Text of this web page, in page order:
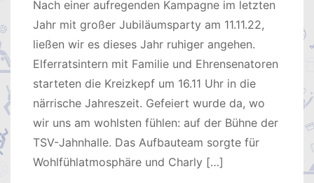
Nach einer aufregenden Kampagne im letzten
Jahr mit großer Jubiläumsparty am 11.11.22,
ließen wir es dieses Jahr ruhiger angehen.
Elferratsintern mit Familie und Ehrensenatoren
starteten die Kreizkepf um 16.11 Uhr in die
närrische Jahreszeit. Gefeiert wurde da, wo
wir uns am wohlsten fühlen: auf der Bühne der
TSV-Jahnhalle. Das Aufbauteam sorgte für
Wohlfühlatmosphäre und Charly […]